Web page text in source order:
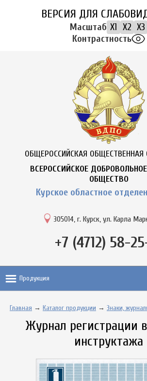
ВЕРСИЯ ДЛЯ
Масштаб X1 X2 X3
Контрастность
ОБЩЕРОССИЙСКАЯ ОБЩЕСТВЕННАЯ
ВСЕРОССИЙСКОЕ
ОБЩЕСТВО
Курское областное
305014, г. Курск, ул. Карла
+7 (4712) 58-
Продукция
Главная → Каталог продукции → Знаки,
Журнал регистрации
инструктажа